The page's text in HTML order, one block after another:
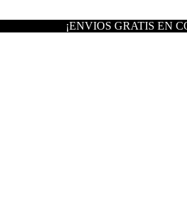
¡ENVIOS GRATIS EN